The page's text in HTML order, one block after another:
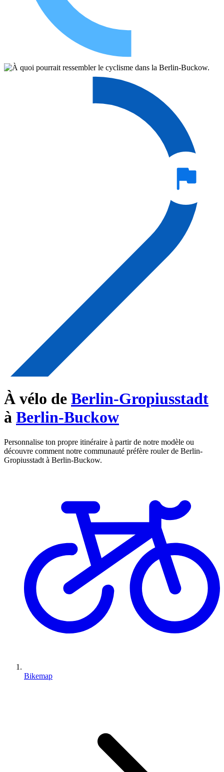
À vélo de Berlin-Gropiusstadt
à Berlin-Buckow
Personnalise ton propre itinéraire à partir de notre modèle ou
découvre comment notre communauté préfère rouler de Berlin-
Gropiusstadt à Berlin-Buckow.
Bikemap